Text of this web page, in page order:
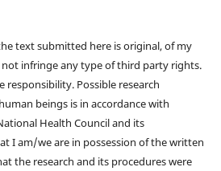
text submitted here is original, of my
infringe any type of third party rights.
Possible research
beings is in accordance with
Health Council and its
I am/we are in possession of the written
the research and its procedures were